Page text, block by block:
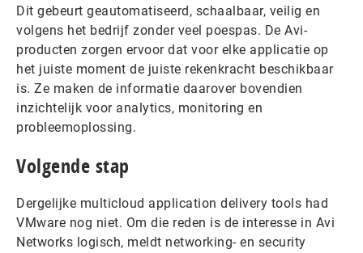
Dit gebeurt geautomatiseerd, schaalbaar, veilig en
volgens het bedrijf zonder veel poespas. De Avi-
producten zorgen ervoor dat voor elke applicatie op
het juiste moment de juiste rekenkracht beschikbaar
is. Ze maken de informatie daarover bovendien
inzichtelijk voor analytics, monitoring en
probleemoplossing.
Volgende stap
Dergelijke multicloud application delivery tools had
VMware nog niet. Om die reden is de interesse in Avi
Networks logisch, meldt networking- en security